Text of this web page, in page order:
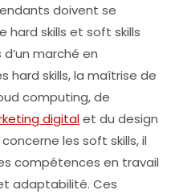
doivent se
hard skills et soft skills
marché en
hard skills, la maîtrise de
computing, de
digitalet du design
les soft skills, il
compétences en travail
adaptabilité. Ces